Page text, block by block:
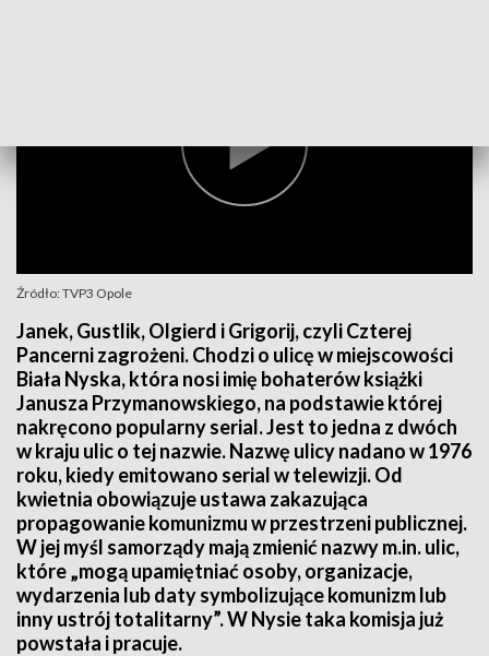
Źródło: TVP3 Opole
Janek, Gustlik, Olgierd i Grigorij, czyli Czterej
Pancerni zagrożeni. Chodzi o ulicę w miejscowości
Biała Nyska, która nosi imię bohaterów książki
Janusza Przymanowskiego, na podstawie której
nakręcono popularny serial. Jest to jedna z dwóch
w kraju ulic o tej nazwie. Nazwę ulicy nadano w 1976
roku, kiedy emitowano serial w telewizji. Od
kwietnia obowiązuje ustawa zakazująca
propagowanie komunizmu w przestrzeni publicznej.
W jej myśl samorządy mają zmienić nazwy m.in. ulic,
które „mogą upamiętniać osoby, organizacje,
wydarzenia lub daty symbolizujące komunizm lub
inny ustrój totalitarny”. W Nysie taka komisja już
powstała i pracuje.